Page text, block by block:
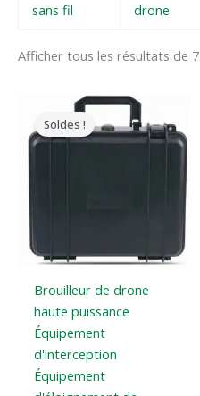
sans fil
drone
Afficher tous les résultats de 7
Soldes !
Brouilleur de drone
haute puissance
Équipement
d'interception
Équipement
Le
original
était
actuel
est
$2,480.49.